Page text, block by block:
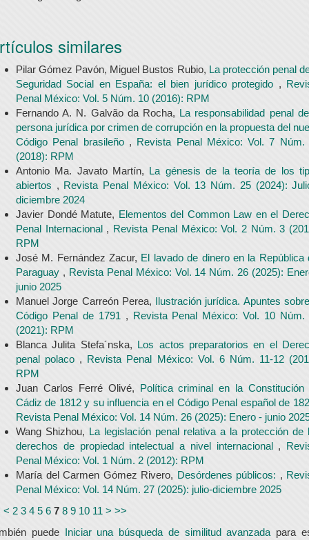
similares
Pilar Gómez Pavón, Miguel Bustos Rubio, La protección penal
Seguridad Social en España: el bien jurídico protegido ,
Penal México: Vol. 5 Núm. 10 (2016): RPM
Fernando A. N. Galvão da Rocha, La responsabilidad penal
persona jurídica por crimen de corrupción en la propuesta del
Código Penal brasileño , Revista Penal México: Vol. 7 Núm.
(2018): RPM
Antonio Ma. Javato Martín, La génesis de la teoría de los
abiertos , Revista Penal México: Vol. 13 Núm. 25 (2024):
diciembre 2024
Javier Dondé Matute, Elementos del Common Law en el
Penal Internacional , Revista Penal México: Vol. 2 Núm. 3
RPM
José M. Fernández Zacur, El lavado de dinero en la República
Paraguay , Revista Penal México: Vol. 14 Núm. 26 (2025):
junio 2025
Manuel Jorge Carreón Perea,
Ilustración jurídica. Apuntes
Código Penal de 1791 , Revista Penal México: Vol. 10 Núm.
(2021): RPM
Blanca Julita Stefa´nska, Los actos preparatorios en el
penal polaco , Revista Penal México: Vol. 6 Núm. 11-12
RPM
Juan Carlos Ferré Olivé,
Política criminal en la Constitución
Cádiz de 1812 y su influencia en el Código Penal español de
Revista Penal México: Vol. 14 Núm. 26 (2025): Enero - junio
Wang Shizhou, La legislación penal relativa a la protección de
derechos de propiedad intelectual a nivel internacional ,
Penal México: Vol. 1 Núm. 2 (2012): RPM
María del Carmen Gómez Rivero, Desórdenes públicos: ,
Penal México: Vol. 14 Núm. 27 (2025): julio-diciembre 2025
< 2 3 4 5 6 7 8 9 10 11 > >>
puede
Iniciar una búsqueda de similitud avanzadapara